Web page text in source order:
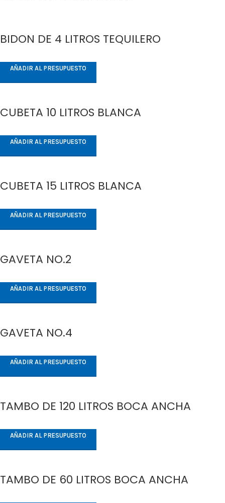
BIDON DE 4 LITROS TEQUILERO
AÑADIR AL PRESUPUESTO
CUBETA 10 LITROS BLANCA
AÑADIR AL PRESUPUESTO
CUBETA 15 LITROS BLANCA
AÑADIR AL PRESUPUESTO
GAVETA NO.2
AÑADIR AL PRESUPUESTO
GAVETA NO.4
AÑADIR AL PRESUPUESTO
TAMBO DE 120 LITROS BOCA ANCHA
AÑADIR AL PRESUPUESTO
TAMBO DE 60 LITROS BOCA ANCHA